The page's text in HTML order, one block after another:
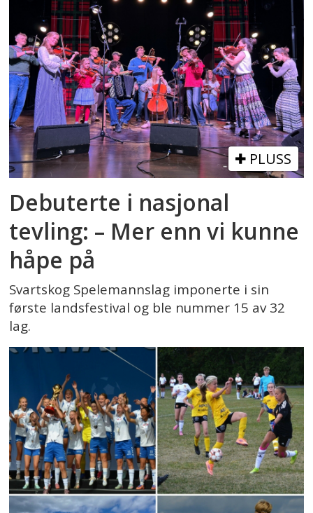
PLUSS
Debuterte i nasjonal
tevling: – Mer enn vi kunne
håpe på
Svartskog Spelemannslag imponerte i sin
første landsfestival og ble nummer 15 av 32
lag.